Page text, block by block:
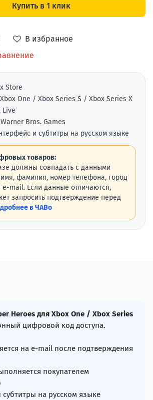
В избранное
Купить в 1 клик
Store
Xbox One / Xbox Series S / Xbox Series X
Live
Warner Bros. Games
и субтитры на русском языке
товаров:
должны совпадать с данными
фамилия, номер телефона, город
mail. Если данные отличаются,
запросить подтверждение перед
в ЧАВо
Heroes для Xbox One / Xbox Series
цифровой код доступа.
на e-mail после подтверждения
покупателем
на русском языке